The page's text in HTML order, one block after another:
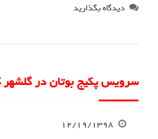
دیدگاه بگذارید
سرویس پکیج بوتان در گلشهر
۱۲/۱۹/۱۳۹۸